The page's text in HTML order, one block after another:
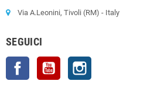
Via A.Leonini, Tivoli (RM) - Italy
SEGUICI
Facebook YouTube